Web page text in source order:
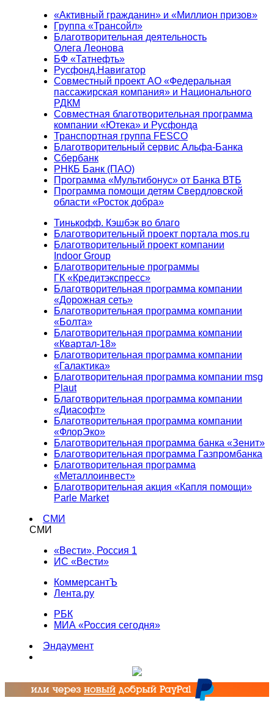
«Активный гражданин» и «Миллион призов»
Группа «Трансойл»
Благотворительная деятельность
Олега Леонова
БФ «Татнефть»
Русфонд.Навигатор
Совместный проект АО «Федеральная
пассажирская компания» и Национального
РДКМ
Совместная благотворительная программа
компании «Ютека» и Русфонда
Транспортная группа FESCO
Благотворительный сервис Альфа-Банка
Сбербанк
РНКБ Банк (ПАО)
Программа «Мультибонус» от Банка ВТБ
Программа помощи детям Свердловской
области «Росток добра»
Тинькофф. Кэшбэк во благо
Благотворительный проект портала mos.ru
Благотворительный проект компании
Indoor Group
Благотворительные программы
ГК «Кредитэкспресс»
Благотворительная программа компании
«Дорожная сеть»
Благотворительная программа компании
«Болта»
Благотворительная программа компании
«Квартал-18»
Благотворительная программа компании
«Галактика»
Благотворительная программа компании msg
Plaut
Благотворительная программа компании
«Диасофт»
Благотворительная программа компании
«ФлорЭко»
Благотворительная программа банка «Зенит»
Благотворительная программа Газпромбанка
Благотворительная программа
«Металлоинвест»
Благотворительная акция «Капля помощи»
Parle Market
СМИ
СМИ
«Вести», Россия 1
ИС «Вести»
КоммерсантЪ
Лента.ру
РБК
МИА «Россия сегодня»
Эндаумент